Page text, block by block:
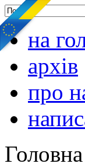
на
архів
про
Головна